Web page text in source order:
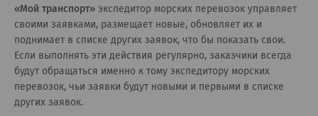
«Мой транспорт» экспедитор морских перевозок управляет
своими заявками, размещает новые, обновляет их и
поднимает в списке других заявок, что бы показать свои.
Если выполнять эти действия регулярно, заказчики всегда
будут обращаться именно к тому экспедитору морских
перевозок, чьи заявки будут новыми и первыми в списке
других заявок.